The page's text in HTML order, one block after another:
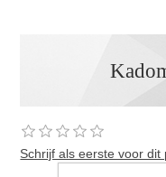
Schrijf als eerste voor